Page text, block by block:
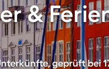
&
geprüft bei